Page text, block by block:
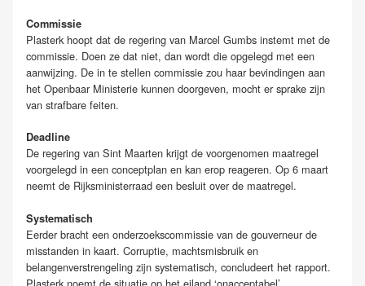
Commissie
Plasterk hoopt dat de regering van Marcel Gumbs instemt met de
commissie. Doen ze dat niet, dan wordt die opgelegd met een
aanwijzing. De in te stellen commissie zou haar bevindingen aan
het Openbaar Ministerie kunnen doorgeven, mocht er sprake zijn
van strafbare feiten.
Deadline
De regering van Sint Maarten krijgt de voorgenomen maatregel
voorgelegd in een conceptplan en kan erop reageren. Op 6 maart
neemt de Rijksministerraad een besluit over de maatregel.
Systematisch
Eerder bracht een onderzoekscommissie van de gouverneur de
misstanden in kaart. Corruptie, machtsmisbruik en
belangenverstrengeling zijn systematisch, concludeert het rapport.
Plasterk noemt de situatie op het eiland ‘onacceptabel’.